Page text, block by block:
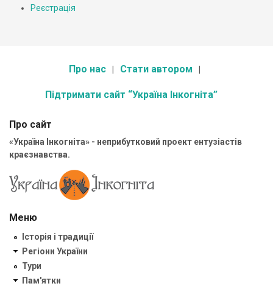
Реєстрація
Про нас Стати автором
Підтримати сайт “Україна Інкогніта”
Про сайт
«Україна Інкогніта» - неприбутковий проект ентузіастів
краєзнавства.
Меню
Історія і традиції
Регіони України
Тури
Пам'ятки